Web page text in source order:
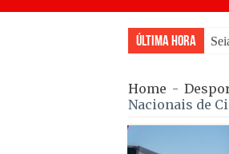
Última Hora
Home -
Nacionais de